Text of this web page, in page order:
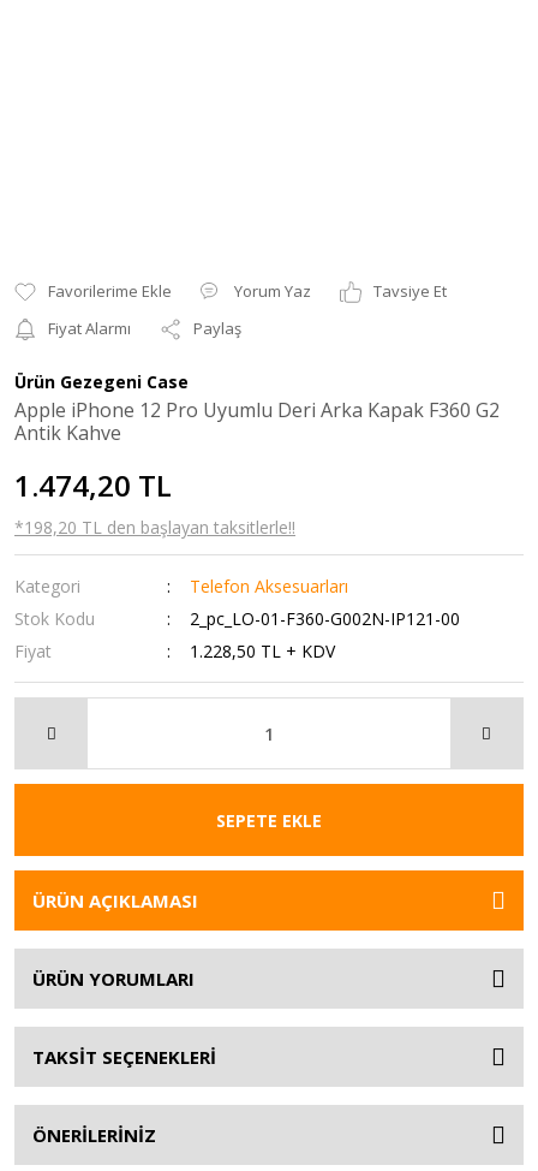
Yorum Yaz
Tavsiye Et
Fiyat Alarmı
Paylaş
Ürün Gezegeni Case
Apple iPhone 12 Pro Uyumlu Deri Arka Kapak F360 G2
Antik Kahve
1.474,20 TL
*198,20 TL den başlayan taksitlerle!!
Kategori
Telefon Aksesuarları
Stok Kodu
2_pc_LO-01-F360-G002N-IP121-00
Fiyat
1.228,50 TL + KDV
SEPETE EKLE
ÜRÜN AÇIKLAMASI
ÜRÜN YORUMLARI
TAKSİT SEÇENEKLERİ
ÖNERİLERİNİZ